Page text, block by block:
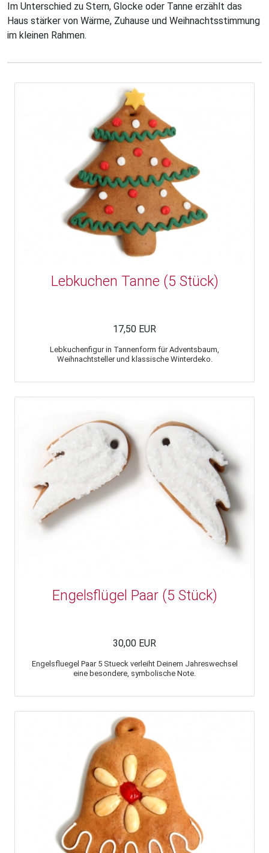
Im Unterschied zu Stern, Glocke oder Tanne erzählt das
Haus stärker von Wärme, Zuhause und Weihnachtsstimmung
im kleinen Rahmen.
Lebkuchen Tanne (5 Stück)
17,50 EUR
Lebkuchenfigur in Tannenform für Adventsbaum,
Weihnachtsteller und klassische Winterdeko.
Engelsflügel Paar (5 Stück)
30,00 EUR
Engelsfluegel Paar 5 Stueck verleiht Deinem Jahreswechsel
eine besondere, symbolische Note.